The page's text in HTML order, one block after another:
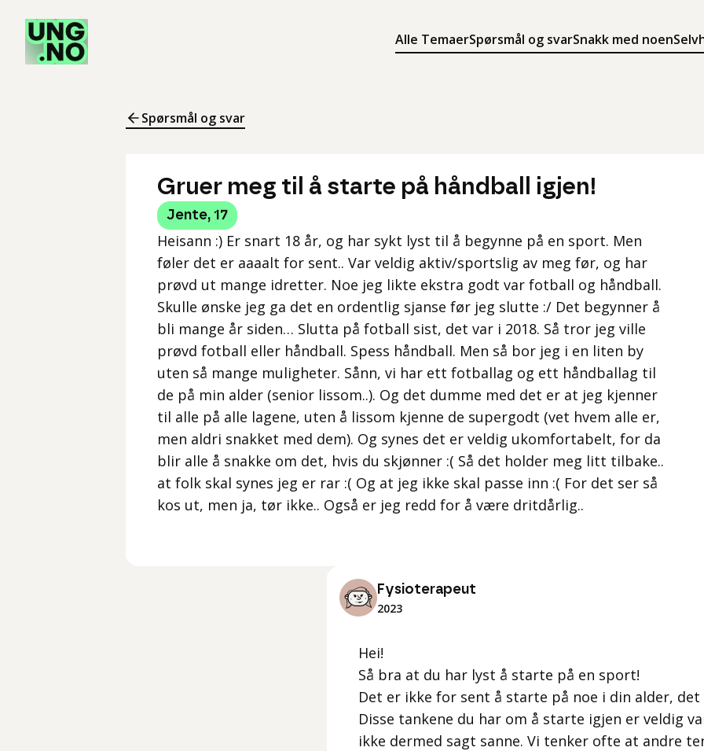
Alle TemaerSpørsmål og svarSnakk med noen
Søk
Meny
Spørsmål og svar
Gruer meg til å starte på håndball igjen!
Jente, 17
Heisann :) Er snart 18 år, og har sykt lyst til å begynne på en sport. Men
føler det er aaaalt for sent.. Var veldig aktiv/sportslig av meg før, og har
prøvd ut mange idretter. Noe jeg likte ekstra godt var fotball og håndball.
Skulle ønske jeg ga det en ordentlig sjanse før jeg slutte :/ Det begynner å
bli mange år siden… Slutta på fotball sist, det var i 2018. Så tror jeg ville
prøvd fotball eller håndball. Spess håndball. Men så bor jeg i en liten by
uten så mange muligheter. Sånn, vi har ett fotballag og ett håndballag til
de på min alder (senior lissom..). Og det dumme med det er at jeg kjenner
til alle på alle lagene, uten å lissom kjenne de supergodt (vet hvem alle er,
men aldri snakket med dem). Og synes det er veldig ukomfortabelt, for da
blir alle å snakke om det, hvis du skjønner :( Så det holder meg litt tilbake..
at folk skal synes jeg er rar :( Og at jeg ikke skal passe inn :( For det ser så
kos ut, men ja, tør ikke.. Også er jeg redd for å være dritdårlig..
Fysioterapeut
2023
Hei!
Så bra at du har lyst å starte på en sport!
Det er ikke for sent å starte på noe i din alder,
Disse tankene du har om å starte igjen er veldig
ikke dermed sagt sanne. Vi tenker ofte at andre